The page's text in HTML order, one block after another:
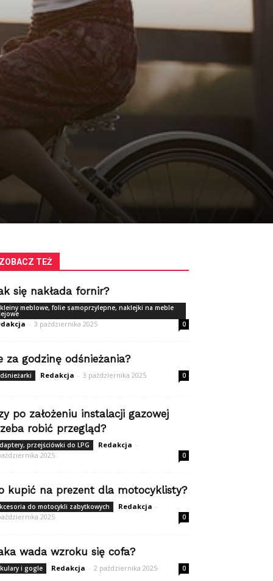
ZOBACZ TEŻ
się nakłada fornir?
meblowe, folie samoprzylepne, naklejki na meble
- 3 października 2025 0
za godzinę odśnieżania?
Redakcja - 3 października 2025 0
po założeniu instalacji gazowej
robić przegląd?
przejściówki do LPG Redakcja -
2025
0
kupić na prezent dla motocyklisty?
do motocykli zabytkowych Redakcja -
2025
0
wada wzroku się cofa?
i gogle Redakcja - 2 października 2025 0